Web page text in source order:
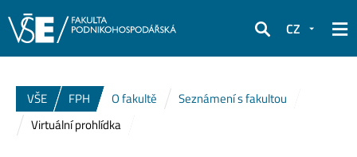
Hledat
CZ
VŠE FPH O fakultě
Seznámení s fakultou
Virtuální prohlídka